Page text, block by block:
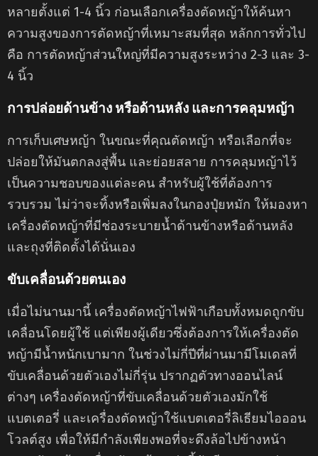
หลายตั้งแต่ 1-4 นิ้ว ก่อนเลือกเครื่องตัดหญ้าให้ค้นหา
ความสูงของการตัดหญ้าที่เหมาะสมที่สุด หลักการทั่วไป
คือ การตัดหญ้าส่วนใหญ่ที่มีความสูงระหว่าง 2-3 และ 3-
4 นิ้ว
การปล่อยด้านข้าง หรือด้านหลัง และการคลุมหญ้า
การเก็บเศษหญ้า ในขณะที่คุณตัดหญ้า หรือเลือกที่จะ
ปล่อยให้มันตกลงสู่พื้น และย่อยสลาย การคลุมหญ้าไว้
เป็นความชอบของแต่ละคน สำหรับผู้ใช้ที่ต้องการ
รวบรวม ไม่ว่าจะทิ้งหรือเพิ่มลงในกองปุ๋ยหมัก ให้มองหา
เครื่องตัดหญ้าที่มีช่องระบายน้ำด้านข้างหรือด้านหลัง
และถุงที่ติดตั้งได้นั่นเอง
ขับเคลื่อนด้วยตนเอง
เมื่อไม่นานมานี้ เครื่องตัดหญ้าไฟฟ้าเกือบทั้งหมดถูกขับ
เคลื่อนโดยผู้ใช้ แต่เพียงผู้เดียวซึ่งต้องการให้เครื่องตัด
หญ้ามีน้ำหนักเบามาก ในช่วงไม่กี่ปีที่ผ่านมามีโมเดลที่
ขับเคลื่อนด้วยตัวเองไม่กี่รุ่น ปรากฏตัวทางออนไลน์
ต่างๆ เครื่องตัดหญ้าที่ขับเคลื่อนด้วยตัวเองมักใช้
แบตเตอรี่ และเครื่องตัดหญ้าใช้แบตเตอรี่ลิเธียมไอออน
โวลต์สูง เพื่อให้มีกำลังเพียงพอที่จะดึงล้อไปข้างหน้า